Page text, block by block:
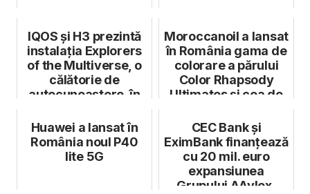
IQOS și H3 prezintă
instalația Explorers
of the Multiverse, o
călătorie de
autocunoaștere, în
Moroccanoil a lansat
în România gama de
colorare a părului
Color Rhapsody
Ultimates și cea de
Huawei a lansat în
România noul P40
lite 5G
CEC Bank și
EximBank finanțează
cu 20 mil. euro
expansiunea
Grupului AAylex,